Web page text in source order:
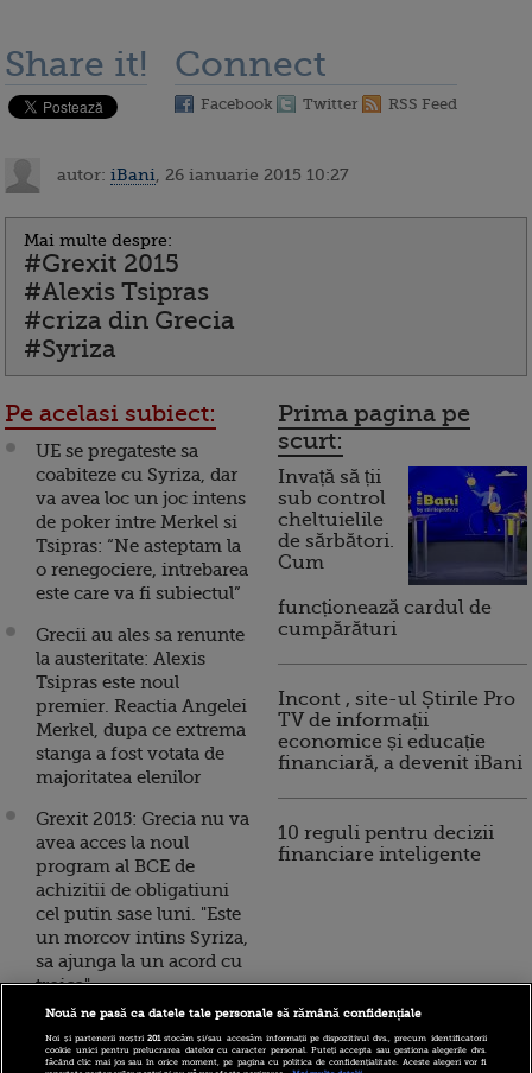
Share it! Connect
Facebook Twitter RSS Feed
autor: iBani , 26 ianuarie 2015 10:27
Mai multe despre:
#Grexit 2015
#Alexis Tsipras
#criza din Grecia
#Syriza
Pe acelasi subiect:
UE se pregateste sa
coabiteze cu Syriza, dar
va avea loc un joc intens
de poker intre Merkel si
Tsipras: “Ne asteptam la
o renegociere, intrebarea
este care va fi subiectul”
Grecii au ales sa renunte
la austeritate: Alexis
Tsipras este noul
premier. Reactia Angelei
Merkel, dupa ce extrema
stanga a fost votata de
majoritatea elenilor
Grexit 2015: Grecia nu va
avea acces la noul
program al BCE de
achizitii de obligatiuni
cel putin sase luni. "Este
un morcov intins Syriza,
sa ajunga la un acord cu
troica"
pierdut al Europei. Cat de
Prima pagina pe
scurt:
Invață să ții
sub control
cheltuielile
de sărbători.
Cum
funcționează cardul de
cumpărături
Incont , site-ul Știrile Pro
TV de informații
economice și educație
financiară, a devenit iBani
10 reguli pentru decizii
financiare inteligente
Nouă ne pasă ca datele tale personale să rămână confidențiale
Noi și partenerii noștri201stocăm și/sau accesăm informații pe dispozitivul dvs., precum identificatorii
cookie unici pentru prelucrarea datelor cu caracter personal. Puteți accepta sau gestiona alegerile dvs.
făcând clic mai jos sau în orice moment, pe pagina cu politica de confidențialitate. Aceste alegeri vor fi